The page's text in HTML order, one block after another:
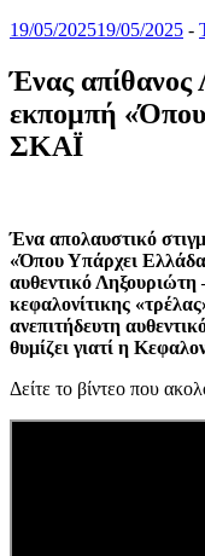
19/05/202519/05/2025 -
Ένας απίθανος
εκπομπή
ΣΚΑΪ
Ένα απολαυστικό
«Όπου Υπάρχει
αυθεντικό
κεφαλονίτικης
ανεπιτήδευτη
θυμίζει γιατί η
Δείτε το βίντεο που